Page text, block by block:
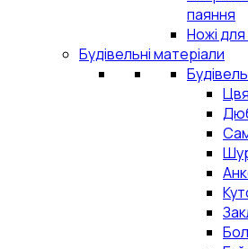
паяння
Ножі
Будівельні матеріали